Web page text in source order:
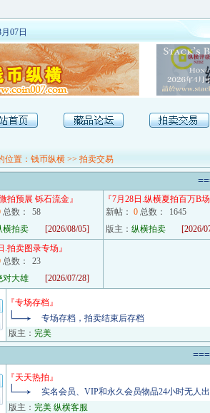
07日
位置： 钱币纵横>> 拍卖交易
拍预展 铄石流金』
总数： 58
『7月28日.纵横夏拍百万B场
新帖： 0 总数：
1645
横拍卖 [2026/08/05] 版主： 纵横拍卖
[2026/
.拍卖图录专场』
总数：
23
对大雄 [2026/07/28]
『专场存档』
专场存档，拍卖结束后存档
版主： 完美
『天天热拍』
实名会员、VIP和永久会员物品24小时无人
版主： 完美 纵横客服